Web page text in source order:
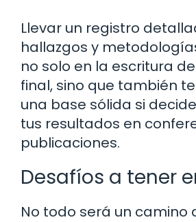
Llevar un registro
hallazgos y
no solo en la escritura
final, sino que también
una base sólida si
tus resultados en
publicaciones.
Desafíos a tener
No todo será un camino